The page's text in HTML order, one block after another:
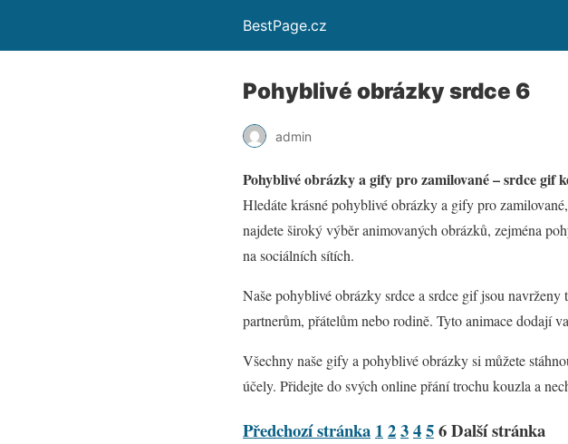
BestPage.cz
Pohyblivé obrázky srdce 6
admin
Pohyblivé obrázky a gify pro zamilované – srdce gif
Hledáte krásné pohyblivé obrázky a gify pro
najdete široký výběr animovaných obrázků, zejména
na sociálních sítích.
Naše pohyblivé obrázky srdce a srdce gif jsou
partnerům, přátelům nebo rodině. Tyto animace dodají
Všechny naše gify a pohyblivé obrázky si můžete
účely. Přidejte do svých online přání trochu kouzla a
Předchozí stránka 123456Další stránka